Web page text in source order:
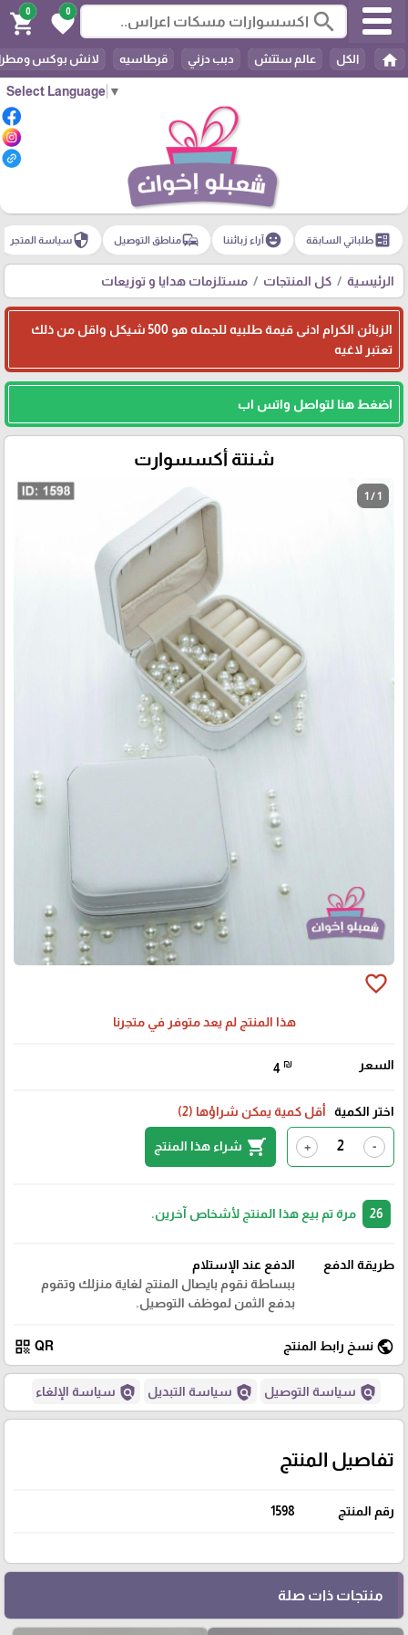
Select Language ▼
search
0
favorite
0
shopping_cart
home الكل عالم ستتش دبب دزني قرطاسيه لانش بوكس
ballotطلباتي السابقة emoji_emotionsآراء زبائننا commuteمناطق التوصيل securityسياسة المتجر
الرئيسية كل المنتجات مستلزمات هدايا و توزيعات
الزبائن الكرام ادنى قيمة طلبيه للجمله هو 500 شيكل واقل من ذلك
تعتبر لاغيه
اضغط هنا لتواصل واتس اب
شنتة أكسسوارت
1 / 1
favorite_border
هذا المنتج لم يعد متوفر في متجرنا
السعر 4 ₪
اختر الكمية أقل كمية يمكن شراؤها (2)
-
+
shopping_cart شراء هذا المنتج
مرة تم بيع هذا المنتج لأشخاص آخرين.
طريقة الدفع
الدفع عند الإستلام
ببساطة نقوم بايصال المنتج لغاية منزلك وتقوم
بدفع الثمن لموظف التوصيل.
public نسخ رابط المنتج QR
qr_code
policy سياسة التوصيل policy سياسة التبديل policy سياسة الإلغاء
تفاصيل المنتج
رقم المنتج 1598
منتجات ذات صلة